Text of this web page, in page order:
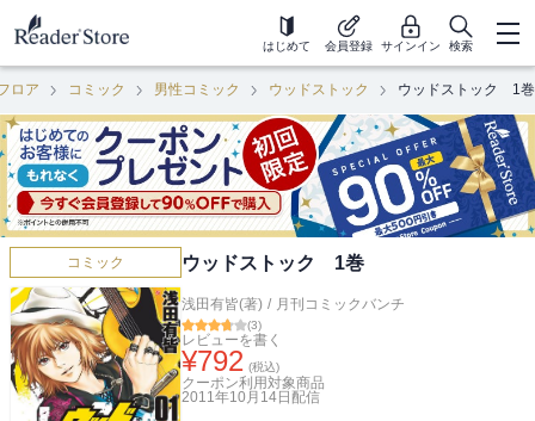
はじめて 会員登録 サインイン 検索
ロア コミック 男性コミック ウッドストック ウッドストック 1巻
コミック ウッドストック 1巻
浅田有皆(著) / 月刊コミックバンチ
(3)
レビューを書く
¥792 (税込)
クーポン利用対象商品
2011年10月14日 配信